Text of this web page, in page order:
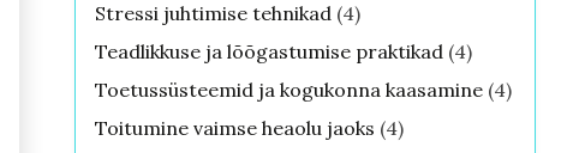
Stressi juhtimise tehnikad(4)
Teadlikkuse ja lõõgastumise praktikad(4)
Toetussüsteemid ja kogukonna kaasamine(4)
Toitumine vaimse heaolu jaoks (4)